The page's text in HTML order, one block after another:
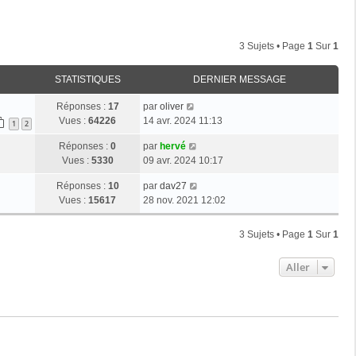
3 Sujets • Page 1 Sur 1
STATISTIQUES DERNIER MESSAGE
1 2
Réponses : 17
Vues : 64226
D
e
n
i
r
m
par oliver
14 avr. 2024 11:13
Réponses : 0
Vues : 5330
D
e
n
i
e
g
par hervé
09 avr. 2024 10:17
Réponses : 10
Vues : 15617
D
e
r
s
par dav27
28 nov. 2021 12:02
3 Sujets • Page 1 Sur 1
Aller